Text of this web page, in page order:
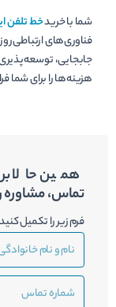
شما با خریدخط تلفن
فناوری‌های ارتباطی
جابجایی،
هزینه‌ها را برای شما
همین حالا
تماس، مشاوره
فرم زیر را تکمیل
نام
نام
خانوادگی
شماره